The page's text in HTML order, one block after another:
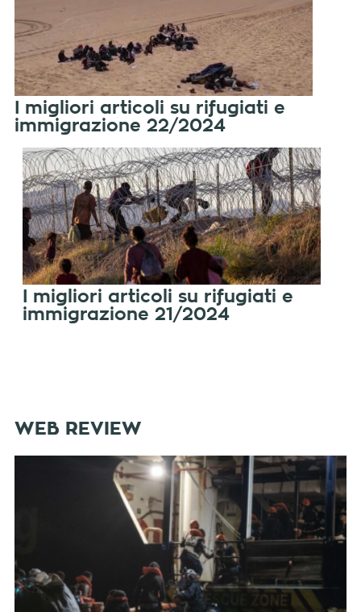
I migliori articoli su rifugiati e
immigrazione 22/2024
I migliori articoli su rifugiati e
immigrazione 21/2024
WEB REVIEW